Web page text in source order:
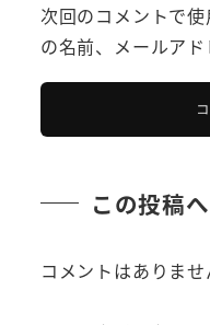
次回のコメントで
の名前、メールアド
この投稿
コメントはありませ